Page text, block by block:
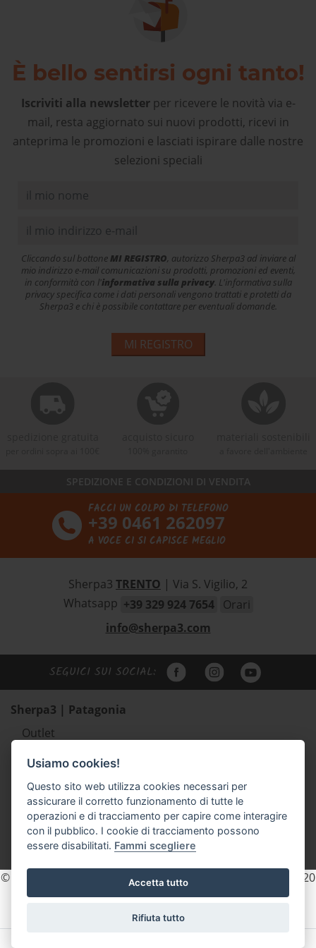
È bello sentirsi ogni tanto!
Iscriviti alla newsletterper ricevere le novità via e-
mail, resta aggiornato sui nuovi prodotti, ricevi in
anteprima le promozioni e lasciati ispirare dalle nostre
selezioni speciali
Cliccando sul bottone MI REGISTRO, autorizzo Sherpa3 ad inviare al
mio indirizzo e-mail comunicazioni su prodotti, promozioni ed eventi,
in conformità con l'informativa sulla privacy. L'informativa sulla
privacy specifica come i dati personali vengono trattati e protetti da
Sherpa3 e chi è possibile contattare per eventuali domande.
MI REGISTRO
SPEDIZIONE E CONDIZIONI DI VENDITA
FACCI UN COLPO DI TELEFONO
+39 0461 262097
A VOCE CI SI CAPISCE MEGLIO
Sherpa3 TRENTO | Via S. Vigilio, 2
Whatsapp +39 329 924 7654
Orari
info@sherpa3.com
SEGUICI SUI SOCIAL:
Sherpa3 | Patagonia
Outlet
Abbigliamento donna Patagonia
Abbigliamento bambino Patagonia
Zaini e borse Patagonia
Scarpe outdoor Scarpa e Lizard
Accessori
© 2026 Sherpa3 - P.IVA e C.F. 02154740225 REA. TN - 203820
- pec: sherpa3sas@pec.it
PrivacyCookie Policy
Usiamo cookies!
Questo sito web utilizza cookies necessari per
assicurare il corretto funzionamento di tutte le
operazioni e di tracciamento per capire come interagire
con il pubblico. I cookie di tracciamento possono
essere disabilitati. Fammi scegliere
Accetta tutto
Rifiuta tutto